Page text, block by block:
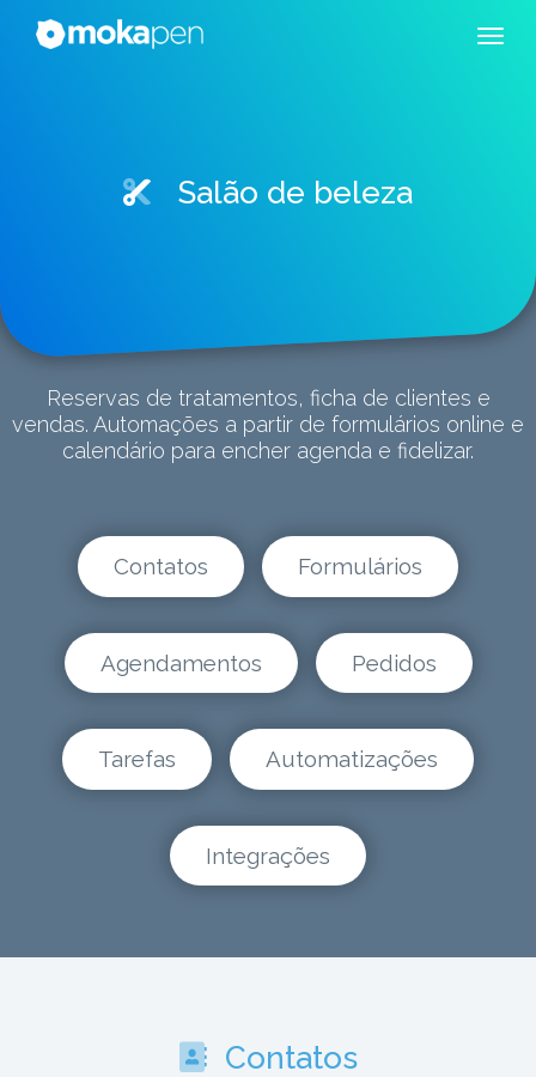
Salão de beleza
Reservas de tratamentos, ficha de clientes e
vendas. Automações a partir de formulários online e
calendário para encher agenda e fidelizar.
Contatos Formulários
Agendamentos Pedidos
Tarefas Automatizações
Integrações
Contatos